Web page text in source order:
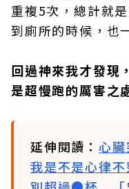
重複5次，總計就
到廁所的時候，也
回過神來我才發現
是超慢跑的厲害之
延伸閱讀： 心
我是不是心律